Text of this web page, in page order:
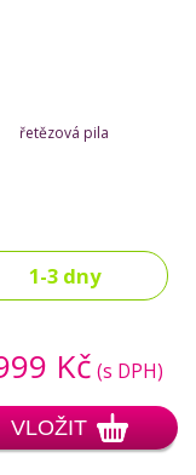
řetězová pila
1-3 dny
Kč (s DPH)
VLOŽIT